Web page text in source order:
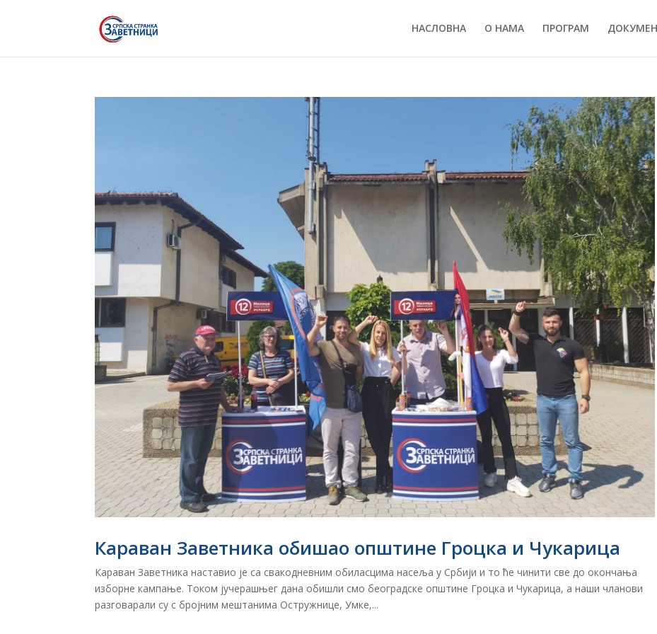
НАСЛОВНА О НАМА ПРОГРАМ
Караван Заветника обишао општине Гроцка и Чукарица
Караван Заветника наставио је са свакодневним обиласцима насеља у Србији и то ће чинити све до окончања
изборне кампање. Током јучерашњег дана обишли смо београдске општине Гроцка и Чукарица, а наши чланови
разговарали су с бројним мештанима Остружнице, Умке,...